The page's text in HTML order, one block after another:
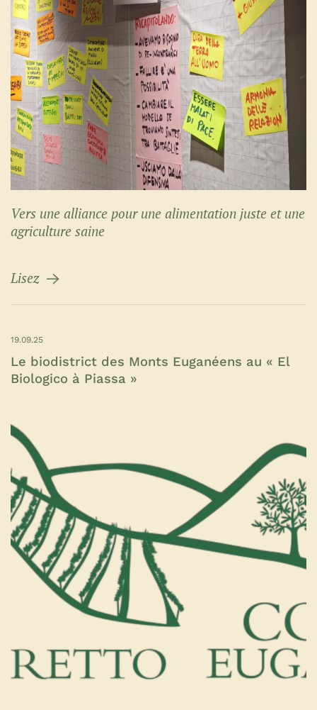
Vers une alliance pour une alimentation juste et une
agriculture saine
Lisez
19.09.25
Le biodistrict des Monts Euganéens au « El
Biologico à Piassa »